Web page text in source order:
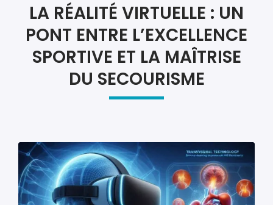
LA RÉALITÉ VIRTUELLE : UN
PONT ENTRE L’EXCELLENCE
SPORTIVE ET LA MAÎTRISE
DU SECOURISME